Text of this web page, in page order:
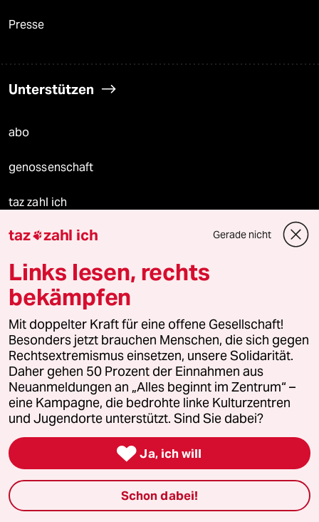
Presse
Unterstützen
abo
genossenschaft
taz zahl ich
recherchefonds ausland
panterstiftung
panterpreis 2026
Podcast
bundestalk
fernverbindung
klima update°
taz zahl ich Gerade nicht
Links lesen, rechts
bekämpfen
Mit doppelter Kraft für eine offene Gesellschaft!
Besonders jetzt brauchen Menschen, die sich gegen
Rechtsextremismus einsetzen, unsere Solidarität.
Daher gehen 50 Prozent der Einnahmen aus
Neuanmeldungen an „Alles beginnt im Zentrum“ –
eine Kampagne, die bedrohte linke Kulturzentren
und Jugendorte unterstützt. Sind Sie dabei?
 Ja, ich will
Schon dabei!